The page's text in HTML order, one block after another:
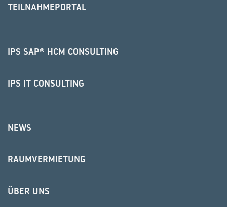
TEILNAHMEPORTAL
IPS SAP® HCM CONSULTING
IPS IT CONSULTING
NEWS
RAUMVERMIETUNG
ÜBER UNS